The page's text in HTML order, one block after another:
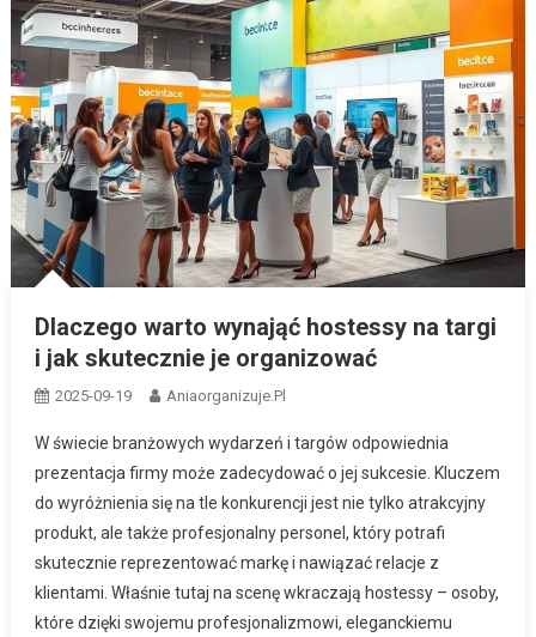
Dlaczego warto wynająć hostessy na targi
i jak skutecznie je organizować
2025-09-19 Aniaorganizuje.pl
W świecie branżowych wydarzeń i targów odpowiednia
prezentacja firmy może zadecydować o jej sukcesie. Kluczem
do wyróżnienia się na tle konkurencji jest nie tylko atrakcyjny
produkt, ale także profesjonalny personel, który potrafi
skutecznie reprezentować markę i nawiązać relacje z
klientami. Właśnie tutaj na scenę wkraczają hostessy – osoby,
które dzięki swojemu profesjonalizmowi, eleganckiemu